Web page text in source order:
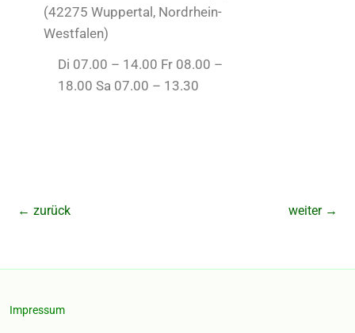
(42275 Wuppertal, Nordrhein-
Westfalen)
Di 07.00 – 14.00 Fr 08.00 –
18.00 Sa 07.00 – 13.30
← zurück weiter →
Impressum